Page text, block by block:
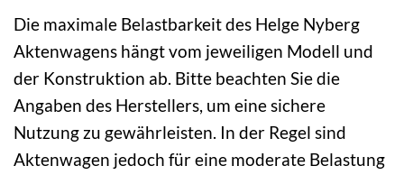
Die maximale Belastbarkeit des Helge Nyberg
Aktenwagens hängt vom jeweiligen Modell und
der Konstruktion ab. Bitte beachten Sie die
Angaben des Herstellers, um eine sichere
Nutzung zu gewährleisten. In der Regel sind
Aktenwagen jedoch für eine moderate Belastung